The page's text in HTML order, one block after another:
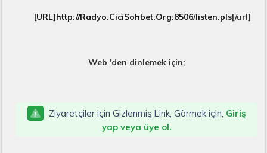
[URL]http://Radyo.CiciSohbet.Org:8506/listen.pls[/url]
Web 'den dinlemek için;
Ziyaretçiler için Gizlenmiş Link, Görmek için, Giriş
yap veya üye ol.